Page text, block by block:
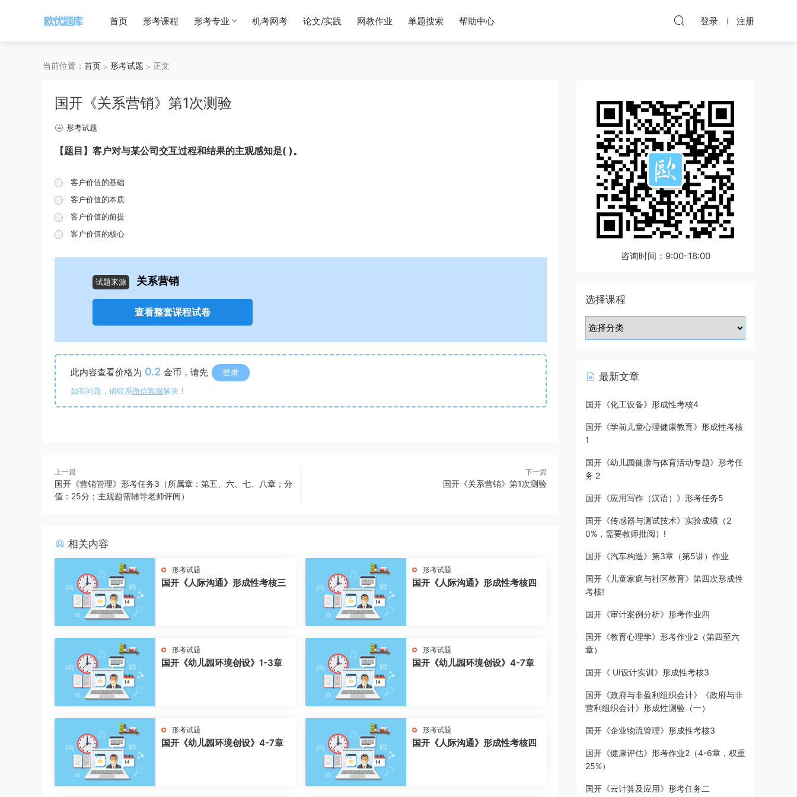
首页 形考课程 形考专业 机考网考 论文/实践 网教作业 单题搜索 帮助中心 登录 注册
当前位置： 首页 形考试题 正文
国开《关系营销》第1次测验
形考试题
【题目】客户对与某公司交互过程和结果的主观感知是( )。
客户价值的基础
客户价值的本质
客户价值的前提
客户价值的核心
试题来源 关系营销
查看整套课程试卷
此内容查看价格为 0.2 金币，请先 登录
如有问题，请联系微信客服解决！
上一篇
国开《营销管理》形考任务3（所属章：第五、六、七、八章；分
值：25分；主观题需辅导老师评阅）
下一篇
国开《关系营销》第1次测验
相关内容
形考试题
国开《人际沟通》形成性考核三
形考试题
国开《人际沟通》形成性考核四
形考试题
国开《幼儿园环境创设》1-3章
形考试题
国开《幼儿园环境创设》4-7章
形考试题
国开《幼儿园环境创设》4-7章
形考试题
国开《人际沟通》形成性考核四
咨询时间：9:00-18:00
选择课程
最新文章
国开《化工设备》形成性考核4
国开《学前儿童心理健康教育》形成性考核
1
国开《幼儿园健康与体育活动专题》形考任
务２
国开《应用写作（汉语）》形考任务5
国开《传感器与测试技术》实验成绩（2
0%，需要教师批阅）!
国开《汽车构造》第3章（第5讲）作业
国开《儿童家庭与社区教育》第四次形成性
考核!
国开《审计案例分析》形考作业四
国开《教育心理学》形考作业2（第四至六
章）
国开《 UI设计实训》形成性考核3
国开《政府与非盈利组织会计》《政府与非
营利组织会计》形成性测验（一）
国开《企业物流管理》形成性考核3
国开《健康评估》形考作业2（4-6章，权重
25%）
国开《云计算及应用》形考任务二